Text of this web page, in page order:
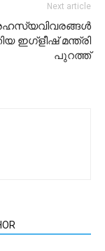
Next article
ഇഗ്ളീഷ് മന്ത്രി
പുറത്ത്